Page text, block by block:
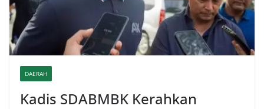
DAERAH
Kadis SDABMBK Kerahkan